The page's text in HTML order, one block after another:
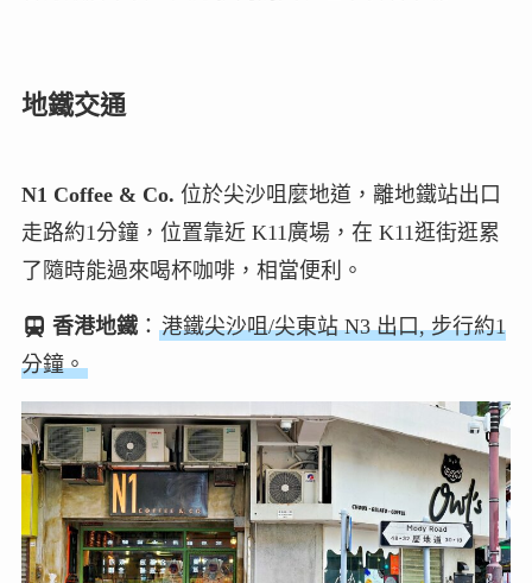
地鐵交通
N1 Coffee & Co. 位於尖沙咀麼地道，離地鐵站出口
走路約1分鐘，位置靠近 K11廣場，在 K11逛街逛累
了隨時能過來喝杯咖啡，相當便利。
香港地鐵 ：港鐵尖沙咀/尖東站 N3 出口, 步行約1
分鐘。